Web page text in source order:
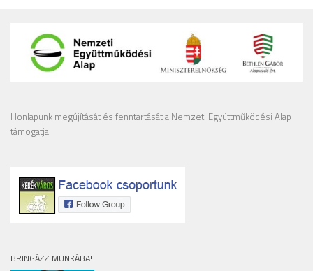
Honlapunk megújítását és fenntartását a Nemzeti Együttműködési Alap
támogatja
BRINGÁZZ MUNKÁBA!